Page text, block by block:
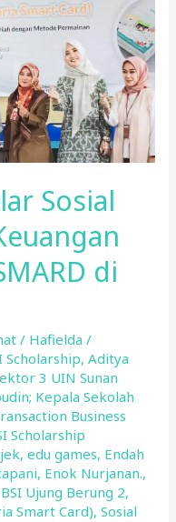
Sosial
di
/ Hafielda/
Scholarship,Aditya
3 UIN Sunan
Kepala Sekolah
Business
Scholarship
,edu games, Endah
, Enok Nurjanan.,
Ujung Berung 2,
Smart Card),Sosial